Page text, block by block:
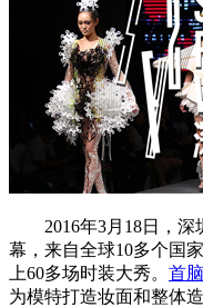
2016年3月18日，深
幕，来自全球10多个国
上60多场时装大秀。 首
为模特打造妆面和整体